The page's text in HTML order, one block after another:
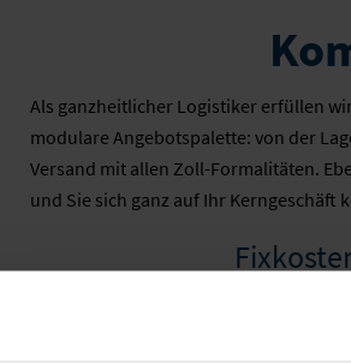
Als ganzheitlicher Logistiker erfüllen
modulare Angebotspalette: von der
Versand mit allen Zoll-Formalitäten.
und Sie sich ganz auf Ihr Kerngeschäft
Senken Sie Ihre Personal- und